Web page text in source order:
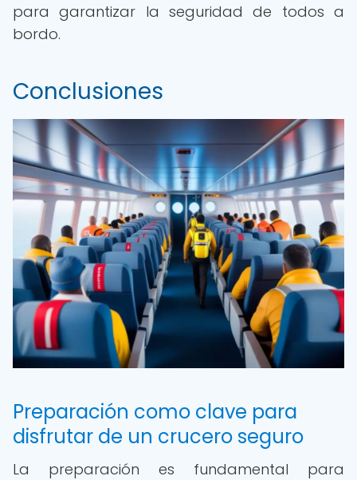
para garantizar la seguridad de todos a
bordo.
Conclusiones
Preparación como clave para
disfrutar de un crucero seguro
La preparación es fundamental para